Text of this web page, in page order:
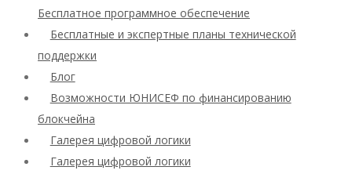
Бесплатное программное обеспечение
Бесплатные и экспертные планы технической
поддержки
Блог
Возможности ЮНИСЕФ по финансированию
блокчейна
Галерея цифровой логики
Галерея цифровой логики